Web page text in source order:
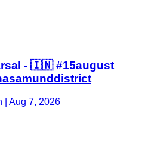
- 🇮🇳 #15august
| Aug 7, 2026